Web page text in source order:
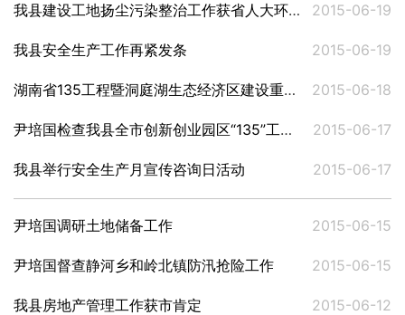
我县建设工地扬尘污染整治工作获省人大环资委肯定 2015-06-19
我县安全生产工作再紧发条 2015-06-19
湖南省135工程暨洞庭湖生态经济区建设重大项目―“气化湖南工程”汨罗－湘阴－屈原支线开工 2015-06-18
尹培国检查我县全市创新创业园区“135”工程暨洞庭湖生态经济区建设现场会准备工作 2015-06-17
我县举行安全生产月宣传咨询日活动 2015-06-17
尹培国调研土地储备工作 2015-06-15
尹培国督查静河乡和岭北镇防汛抢险工作 2015-06-15
我县房地产管理工作获市肯定 2015-06-12